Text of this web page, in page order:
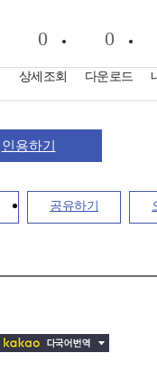
0
상세조회
0
다운로드
인용하기
공유하기